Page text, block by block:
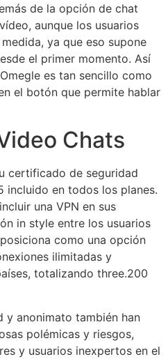
de la opción de chat
aunque los usuarios
ya que eso supone
el primer momento. Así
es tan sencillo como
el botón que permite hablar
Chats
certificado de seguridad
incluido en todos los planes.
una VPN en sus
in style entre los usuarios
como una opción
ilimitadas y
totalizando three.200
y anonimato también han
polémicas y riesgos,
y usuarios inexpertos en el